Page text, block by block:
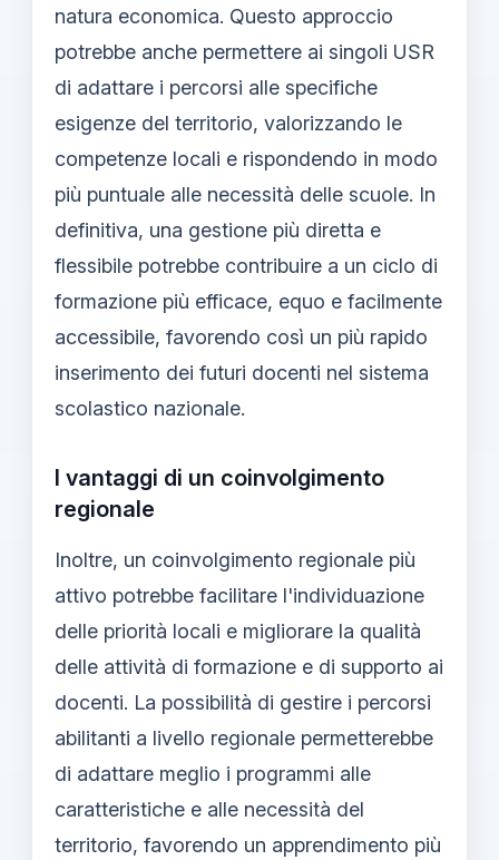
natura economica. Questo approccio
potrebbe anche permettere ai singoli USR
di adattare i percorsi alle specifiche
esigenze del territorio, valorizzando le
competenze locali e rispondendo in modo
più puntuale alle necessità delle scuole. In
definitiva, una gestione più diretta e
flessibile potrebbe contribuire a un ciclo di
formazione più efficace, equo e facilmente
accessibile, favorendo così un più rapido
inserimento dei futuri docenti nel sistema
scolastico nazionale.
I vantaggi di un coinvolgimento
regionale
Inoltre, un coinvolgimento regionale più
attivo potrebbe facilitare l'individuazione
delle priorità locali e migliorare la qualità
delle attività di formazione e di supporto ai
docenti. La possibilità di gestire i percorsi
abilitanti a livello regionale permetterebbe
di adattare meglio i programmi alle
caratteristiche e alle necessità del
territorio, favorendo un apprendimento più